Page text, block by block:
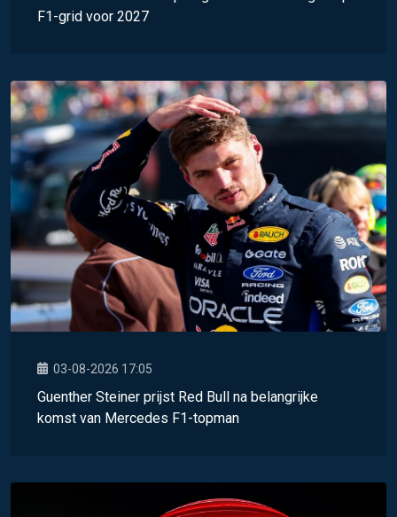
F1-grid voor 2027
03-08-2026 17:05
Guenther Steiner prijst Red Bull na belangrijke
komst van Mercedes F1-topman